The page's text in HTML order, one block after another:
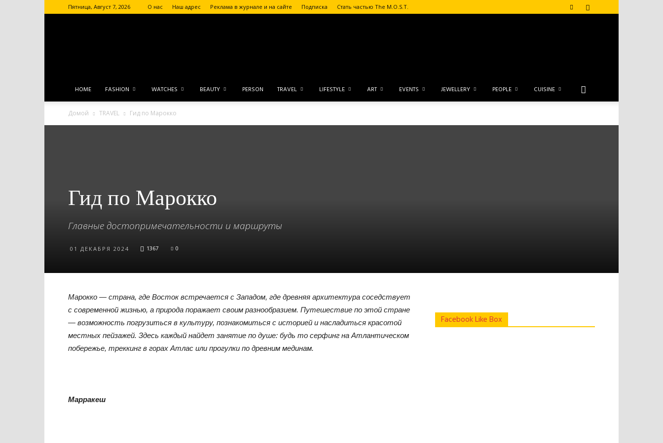
Пятница, Август 7, 2026 О нас Наш адрес Реклама в журнале и на сайте Подписка Стать частью The M.O.S.T.
HOME FASHION WATCHES BEAUTY PERSON TRAVEL LIFESTYLE ART EVENTS JEWELLERY PEOPLE CUISINE
Домой TRAVEL Гид по Марокко
Гид по Марокко
Главные достопримечательности и маршруты
01 ДЕКАБРЯ 2024 1367 0
Марокко — страна, где Восток встречается с Западом, где древняя архитектура соседствует
с современной жизнью, а природа поражает своим разнообразием. Путешествие по этой стране
— возможность погрузиться в культуру, познакомиться с историей и насладиться красотой
местных пейзажей. Здесь каждый найдет занятие по душе: будь то серфинг на Атлантическом
побережье, треккинг в горах Атлас или прогулки по древним мединам.
Марракеш
Facebook Like Box